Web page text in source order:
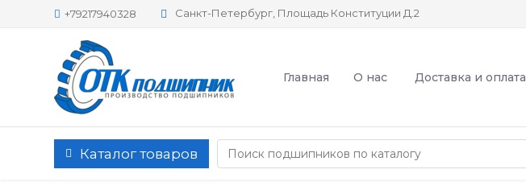
+79217940328 Санкт-Петербург, Площадь Конституции Д.2
Главная О нас Доставка и оплата
Каталог товаров